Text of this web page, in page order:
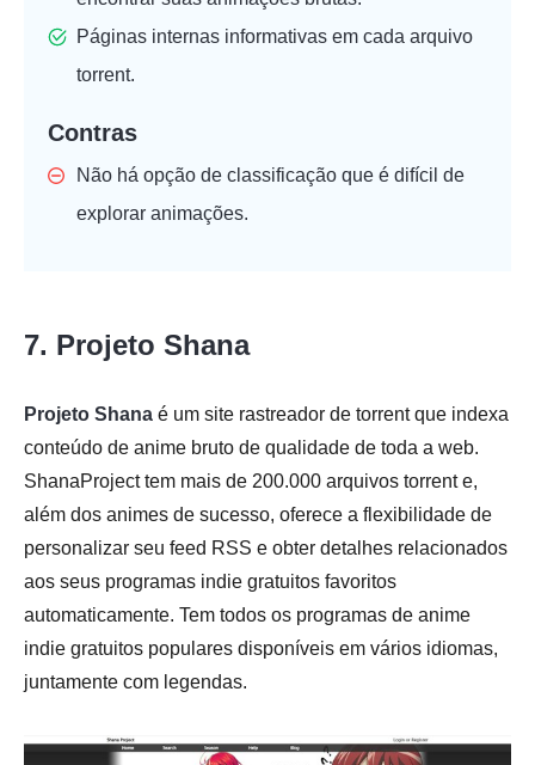
Páginas internas informativas em cada arquivo
torrent.
Contras
Não há opção de classificação que é difícil de
explorar animações.
7. Projeto Shana
Projeto Shana é um site rastreador de torrent que indexa
conteúdo de anime bruto de qualidade de toda a web.
ShanaProject tem mais de 200.000 arquivos torrent e,
além dos animes de sucesso, oferece a flexibilidade de
personalizar seu feed RSS e obter detalhes relacionados
aos seus programas indie gratuitos favoritos
automaticamente. Tem todos os programas de anime
indie gratuitos populares disponíveis em vários idiomas,
juntamente com legendas.